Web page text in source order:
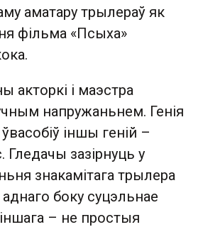
аматару трылераў як
фільма «Псыха»
акторкі і маэстра
напружаньнем. Генія
іншы геній –
Гледачы зазірнуць у
знакамітага трылера
боку суцэльнае
– не простыя